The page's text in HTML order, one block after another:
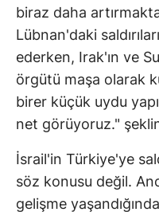
biraz daha
Lübnan'daki
ederken, Irak'ın ve
örgütü maşa olarak
birer küçük uydu
net görüyoruz."
İsrail'in Türkiye'ye
söz konusu değil.
gelişme